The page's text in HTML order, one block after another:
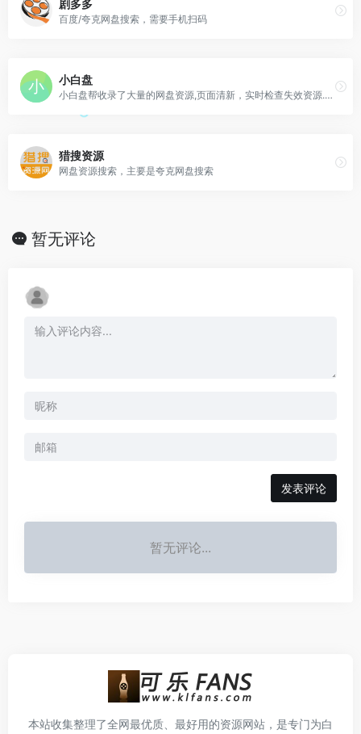
剧多多
百度/夸克网盘搜索，需要手机扫码
小白盘
小白盘帮收录了大量的网盘资源,页面清新，实时检查失效资源.帮您省心快速找到想要的电影,电视剧,小说,文档,音乐,软件,种子等热门网盘资源
猎搜资源
网盘资源搜索，主要是夸克网盘搜索
暂无评论
发表评论
暂无评论...
本站收集整理了全网最优质、最好用的资源网站，是专门为白